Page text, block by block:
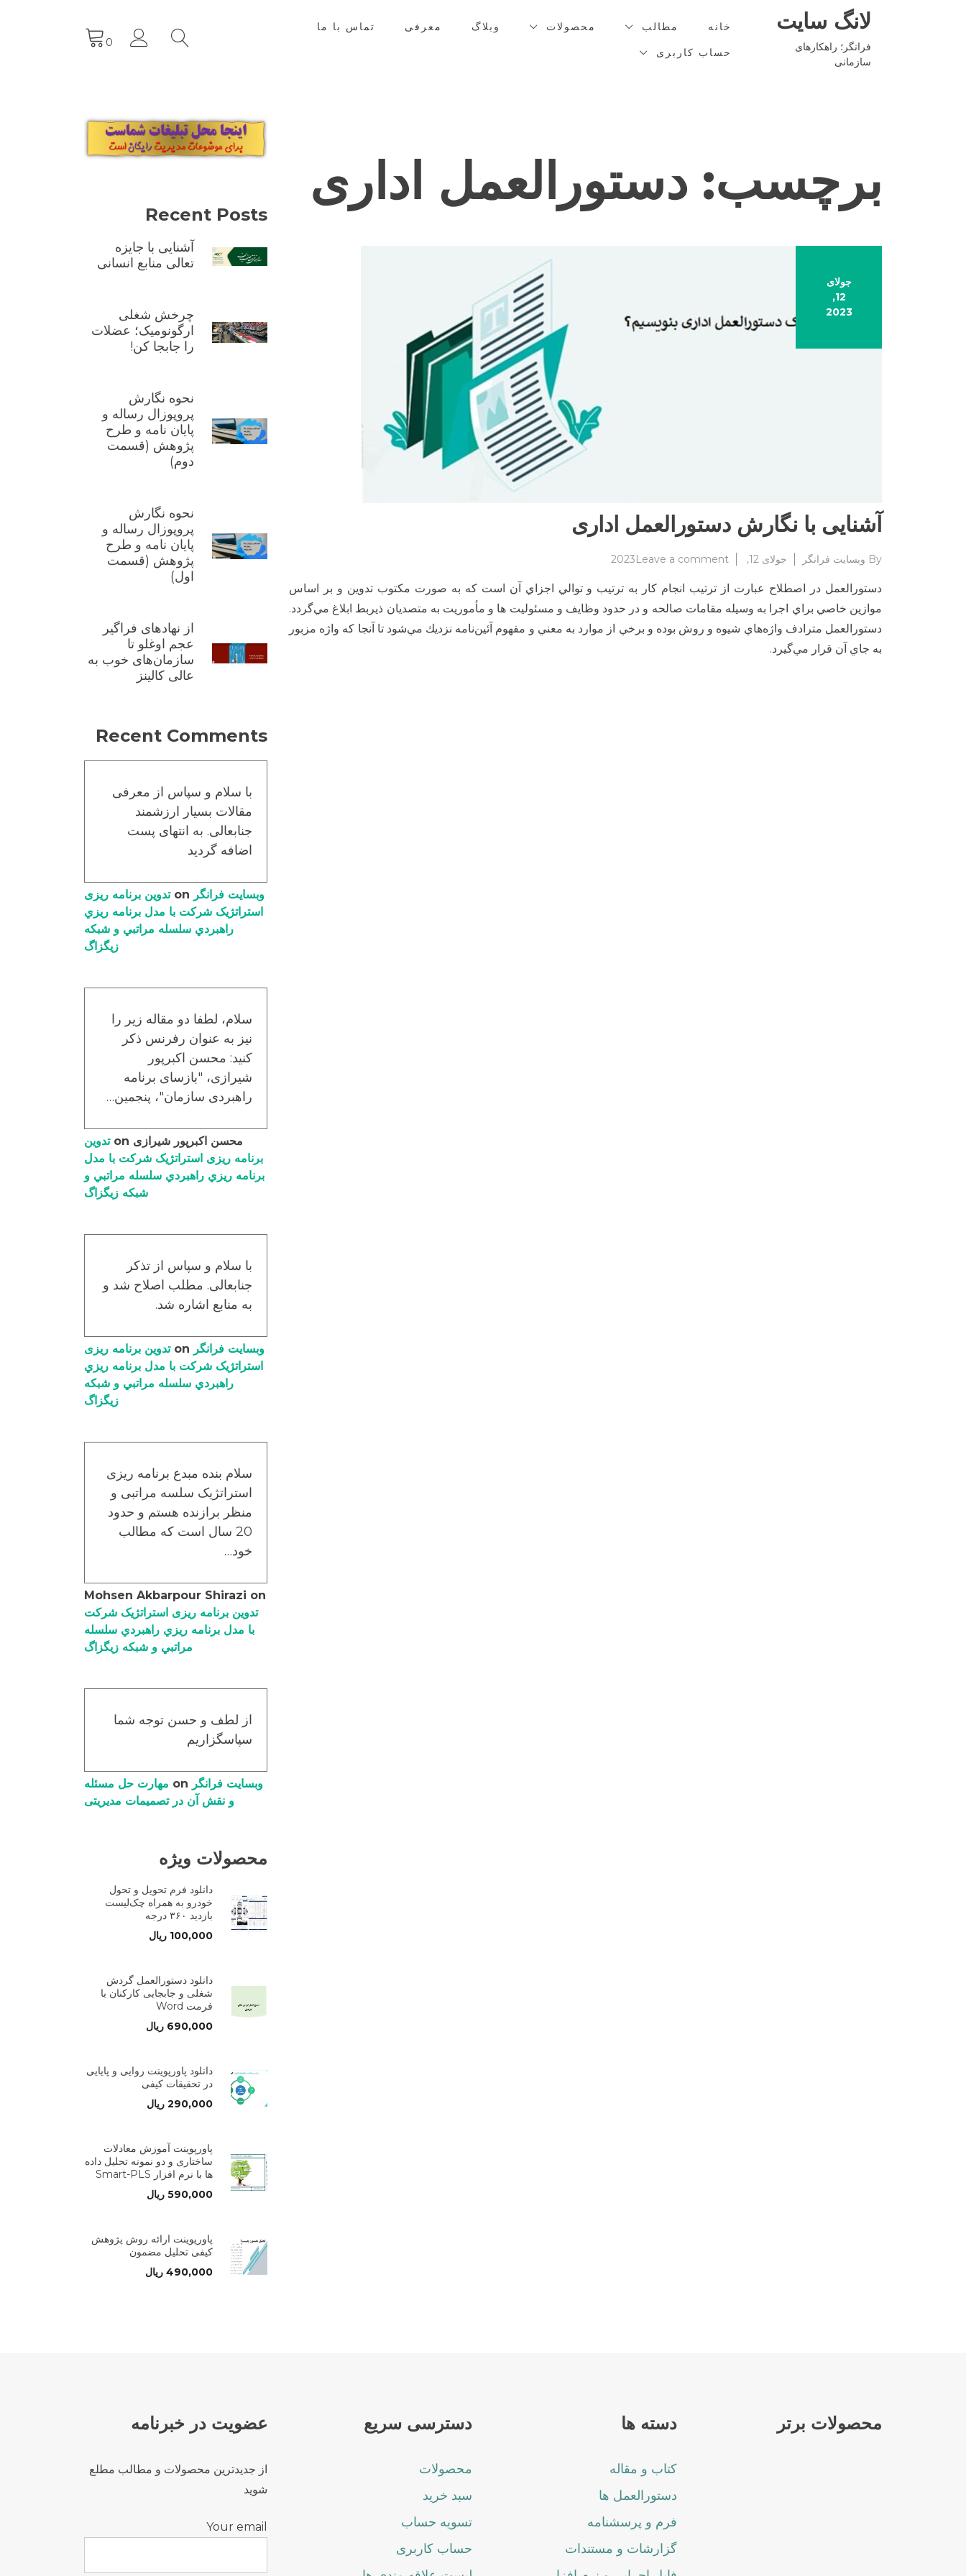
لانگ سایت
فرانگر؛ راهکارهای
سازمانی
خانه مطالب محصولات وبلاگ معرفی
تماس با ما
حساب کاربری
0
برچسب: دستورالعمل اداری
جولای
12,
2023
آشنایی با نگارش دستورالعمل اداری
By وبسایت فرانگر جولای 12, 2023 Leave a comment
on
با
نگارش
دستورالعمل
اداری
دستورالعمل در اصطلاح عبارت از ترتيب انجام كار به ترتيب و توالي اجزاي آن است كه به صورت مكتوب تدوين و بر اساس
موازين خاصي براي اجرا به وسيله مقامات صالحه و در حدود وظايف و مسئوليت ها و مأموريت به متصديان ذيربط ابلاغ مي‌گردد.
دستورالعمل مترادف واژه‌هاي شيوه و روش بوده و برخي از موارد به معني و مفهوم آئين‌نامه نزديك مي‌شود تا آنجا كه واژه مزبور
به جاي آن قرار مي‌گيرد.
Recent Posts
آشنایی با جایزه
تعالی منابع انسانی
چرخش شغلی
ارگونومیک؛ عضلات
را جابجا کن!
نحوه نگارش
پروپوزال رساله و
پایان نامه و طرح
پژوهش (قسمت
دوم)
نحوه نگارش
پروپوزال رساله و
پایان نامه و طرح
پژوهش (قسمت
اول)
از نهادهای فراگیر
عجم اوغلو تا
سازمان‌های خوب به
عالی کالینز
Recent Comments
با سلام و سپاس از معرفی
مقالات بسیار ارزشمند
جنابعالی. به انتهای پست
اضافه گردید
وبسایت فرانگر
تدوین برنامه ریزی
استراتژیک شرکت با مدل برنامه ریزي
راهبردي سلسله مراتبي و شبکه
زیگزاگ
سلام، لطفا دو مقاله زیر را
نیز به عنوان رفرنس ذکر
کنید: محسن اکبرپور
شیرازی، "بازسای برنامه
راهبردی سازمان"، پنجمین…
محسن اکبرپور شیرازی
تدوین
برنامه ریزی استراتژیک شرکت با مدل
برنامه ریزي راهبردي سلسله مراتبي و
شبکه زیگزاگ
با سلام و سپاس از تذکر
جنابعالی. مطلب اصلاح شد و
به منابع اشاره شد.
وبسایت فرانگر
تدوین برنامه ریزی
استراتژیک شرکت با مدل برنامه ریزي
راهبردي سلسله مراتبي و شبکه
زیگزاگ
سلام بنده مبدع برنامه ریزی
استراتژیک سلسه مراتبی و
منظر برازنده هستم و حدود
20 سال است که مطالب
خود…
Mohsen Akbarpour Shirazi on
تدوین برنامه ریزی استراتژیک شرکت
با مدل برنامه ریزي راهبردي سلسله
مراتبي و شبکه زیگزاگ
از لطف و حسن توجه شما
سپاسگزاریم
وبسایت فرانگر
مهارت حل مسئله
و نقش آن در تصمیمات مدیریتی
محصولات ویژه
دانلود فرم تحویل و تحول
خودرو به همراه چک‌لیست
بازدید ۳۶۰ درجه
100,000 ریال
دانلود دستورالعمل گردش
شغلی و جابجایی کارکنان با
فرمت Word
690,000 ریال
دانلود پاورپوینت روایی و پایایی
در تحقیقات کیفی
290,000 ریال
پاورپوینت آموزش معادلات
ساختاری و دو نمونه تحلیل داده
ها با نرم افزار Smart-PLS
590,000 ریال
پاورپوینت ارائه روش پژوهش
کیفی تحلیل مضمون
490,000 ریال
محصولات برتر دسته ها
کتاب و مقاله
دستورالعمل ها
فرم و پرسشنامه
گزارشات و مستندات
دسترسی سریع
محصولات
سبد خرید
تسویه حساب
حساب کاربری
عضویت در خبرنامه
از جدیدترین محصولات و مطالب مطلع
شوید
Your email